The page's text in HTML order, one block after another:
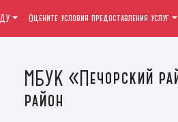
МБУК «Печорский
район
Оцените условия предоставления услуг